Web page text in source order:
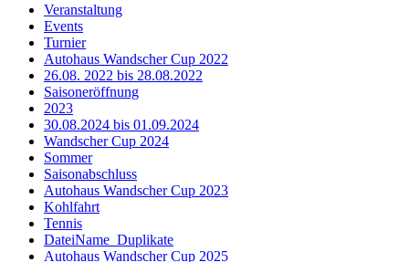
Veranstaltung
Events
Turnier
Autohaus Wandscher Cup 2022
26.08. 2022 bis 28.08.2022
Saisoneröffnung
2023
30.08.2024 bis 01.09.2024
Wandscher Cup 2024
Sommer
Saisonabschluss
Autohaus Wandscher Cup 2023
Kohlfahrt
Tennis
DateiName_Duplikate
Autohaus Wandscher Cup 2025